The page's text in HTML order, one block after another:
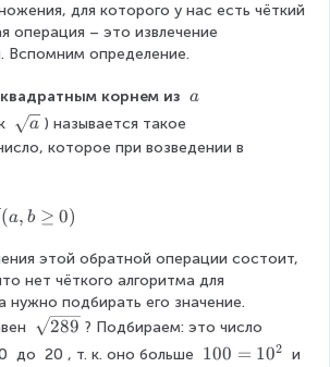
для которого у нас есть чёткий
операция – это извлечение
Вспомним определение.
корнем из \
a
a
\
s
t
{
a
}
a ) называется такое
которое при возведении в
(a, b ≥ 0)
этой обратной операции состоит,
нет чёткого алгоритма для
нужно подбирать его значение.
\ 289 ? Подбираем: это число
до 20 , т. к. оно больше 1
100 = 102
и